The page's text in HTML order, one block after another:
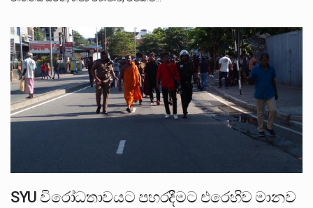
SYU විරෝධතාවයට පහරදීමට එරෙහිව මානව